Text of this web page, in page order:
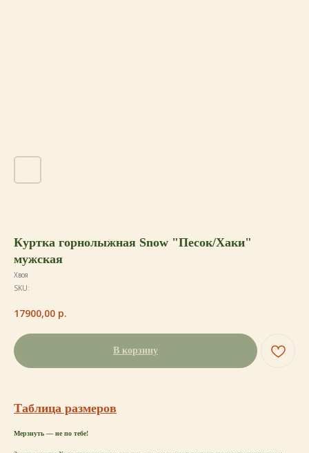
Куртка горнолыжная Snow "Песок/Хаки"
мужская
Хвоя
SKU:
17900,00 р.
В корзину
Таблица размеров
Мерзнуть — не по тебе!